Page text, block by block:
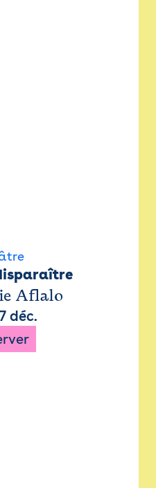
Aflalo
déc.